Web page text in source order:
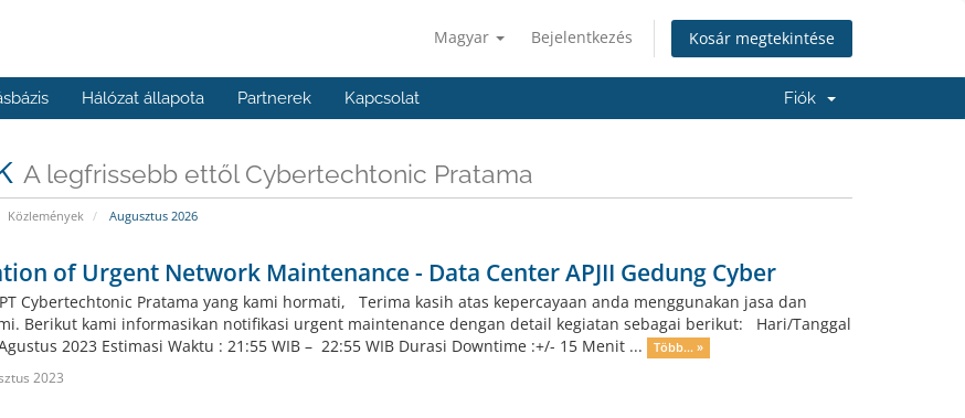
Magyar Bejelentkezés Kosár megtekintése
Hálózat állapota Partnerek Kapcsolat Fiók
A legfrissebb ettől Cybertechtonic Pratama
Közlemények Augusztus 2026
of Urgent Network Maintenance - Data Center APJII Gedung Cyber
Cybertechtonic Pratama yang kami hormati, Terima kasih atas kepercayaan anda menggunakan jasa dan
Berikut kami informasikan notifikasi urgent maintenance dengan detail kegiatan sebagai berikut: Hari/Tanggal
2023 Estimasi Waktu : 21:55 WIB – 22:55 WIB Durasi Downtime :+/- 15 Menit ...
Több... »
2023